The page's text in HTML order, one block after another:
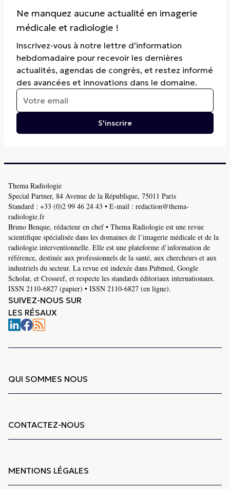
Ne manquez aucune actualité en imagerie
médicale et radiologie !
Inscrivez-vous à notre lettre d’information
hebdomadaire pour recevoir les dernières
actualités, agendas de congrès, et restez informé
des avancées et innovations dans le domaine.
S'inscrire
Thema Radiologie
Special Partner, 84 Avenue de la République, 75011 Paris
Standard : +33 (0)2 99 46 24 43 • E-mail : redaction@thema-
radiologie.fr
Bruno Benque, rédacteur en chef • Thema Radiologie est une revue
scientifique spécialisée dans les domaines de l’imagerie médicale et de la
radiologie interventionnelle. Elle est une plateforme d’information de
référence, destinée aux professionnels de la santé, aux chercheurs et aux
industriels du secteur. La revue est indexée dans Pubmed, Google
Scholar, et Crossref, et respecte les standards éditoriaux internationaux.
ISSN 2110-6827 (papier) • ISSN 2110-6827 (en ligne).
SUIVEZ-NOUS SUR
LES RÉSAUX
QUI SOMMES NOUS
CONTACTEZ-NOUS
MENTIONS LÉGALES